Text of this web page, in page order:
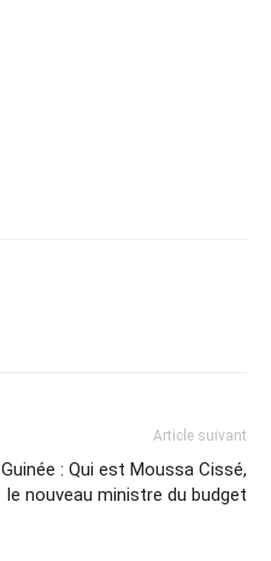
Article suivant
Guinée : Qui est Moussa Cissé,
le nouveau ministre du budget